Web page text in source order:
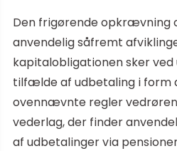
Den frigørende opkrævning
anvendelig såfremt
kapitalobligationen sker
tilfælde af udbetaling i form
ovennævnte regler
vederlag, der finder
af udbetalinger via